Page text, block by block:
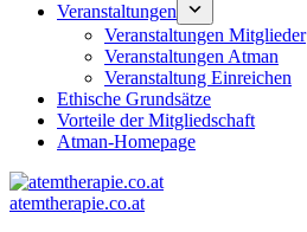
Veranstaltungen
Veranstaltungen Mitglieder
Veranstaltungen Atman
Veranstaltung Einreichen
Ethische Grundsätze
Vorteile der Mitgliedschaft
Atman-Homepage
atemtherapie.co.at